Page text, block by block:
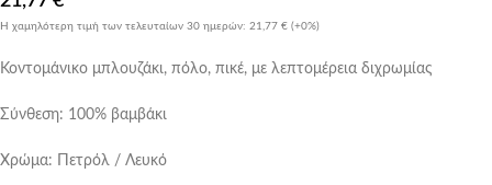
Η χαμηλότερη τιμή των τελευταίων 30 ημερών: 21,77 € (+0%)
Κοντομάνικο μπλουζάκι, πόλο, πικέ, με λεπτομέρεια διχρωμίας
Σύνθεση: 100% βαμβάκι
Χρώμα: Πετρόλ / Λευκό